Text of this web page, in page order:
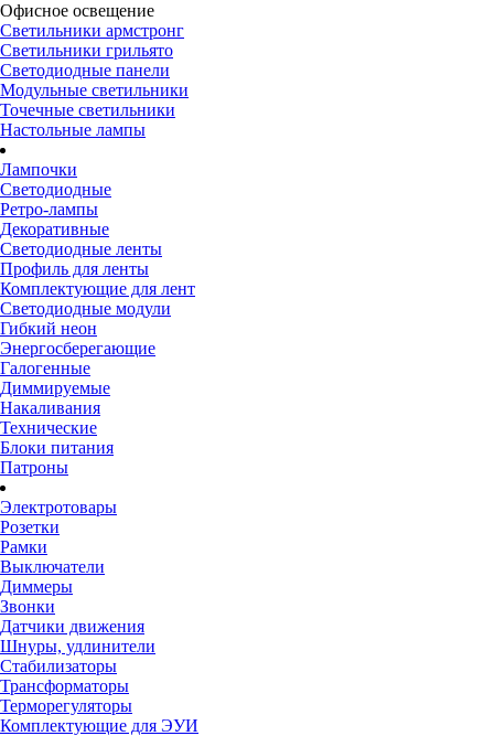
Офисное освещение
Светильники армстронг
Светильники грильято
Светодиодные панели
Модульные светильники
Точечные светильники
Настольные лампы
Лампочки
Светодиодные
Ретро-лампы
Декоративные
Светодиодные ленты
Профиль для ленты
Комплектующие для лент
Светодиодные модули
Гибкий неон
Энергосберегающие
Галогенные
Диммируемые
Накаливания
Технические
Блоки питания
Патроны
Электротовары
Розетки
Рамки
Выключатели
Диммеры
Звонки
Датчики движения
Шнуры, удлинители
Стабилизаторы
Трансформаторы
Терморегуляторы
Комплектующие для ЭУИ